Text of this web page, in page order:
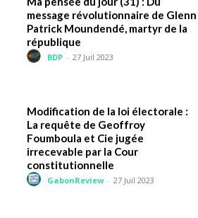
message révolutionnaire de Glenn
Patrick Moundendé, martyr de la
république
BDP - 27 Juil 2023
Modification de la loi électorale :
La requête de Geoffroy
Foumboula et Cie jugée
irrecevable par la Cour
constitutionnelle
GabonReview - 27 Juil 2023